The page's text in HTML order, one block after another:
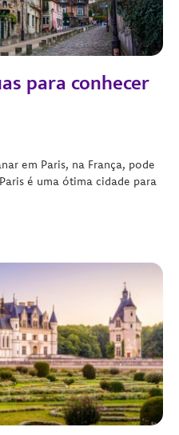
para conhecer
em Paris, na França, pode
é uma ótima cidade para